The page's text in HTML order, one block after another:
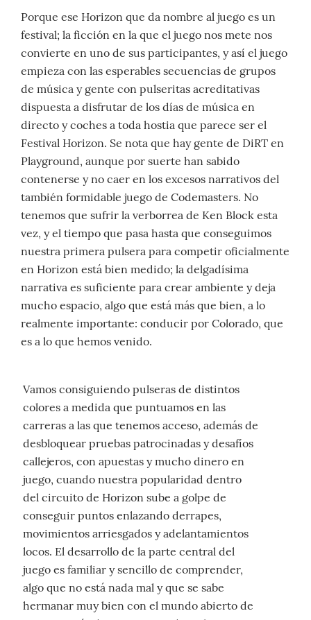
Porque ese Horizon que da nombre al juego es un
festival; la ficción en la que el juego nos mete nos
convierte en uno de sus participantes, y así el juego
empieza con las esperables secuencias de grupos
de música y gente con pulseritas acreditativas
dispuesta a disfrutar de los días de música en
directo y coches a toda hostia que parece ser el
Festival Horizon. Se nota que hay gente de DiRT en
Playground, aunque por suerte han sabido
contenerse y no caer en los excesos narrativos del
también formidable juego de Codemasters. No
tenemos que sufrir la verborrea de Ken Block esta
vez, y el tiempo que pasa hasta que conseguimos
nuestra primera pulsera para competir oficialmente
en Horizon está bien medido; la delgadísima
narrativa es suficiente para crear ambiente y deja
mucho espacio, algo que está más que bien, a lo
realmente importante: conducir por Colorado, que
es a lo que hemos venido.
Vamos consiguiendo pulseras de distintos
colores a medida que puntuamos en las
carreras a las que tenemos acceso, además de
desbloquear pruebas patrocinadas y desafíos
callejeros, con apuestas y mucho dinero en
juego, cuando nuestra popularidad dentro
del circuito de Horizon sube a golpe de
conseguir puntos enlazando derrapes,
movimientos arriesgados y adelantamientos
locos. El desarrollo de la parte central del
juego es familiar y sencillo de comprender,
algo que no está nada mal y que se sabe
hermanar muy bien con el mundo abierto de